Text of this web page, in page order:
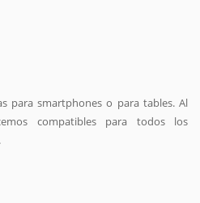
para smartphones o para tables. Al
compatibles para todos los